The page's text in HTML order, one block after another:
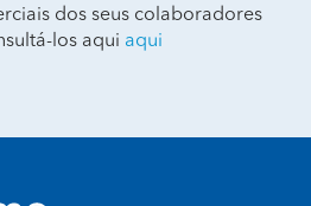
dos seus colaboradores
los aqui aqui